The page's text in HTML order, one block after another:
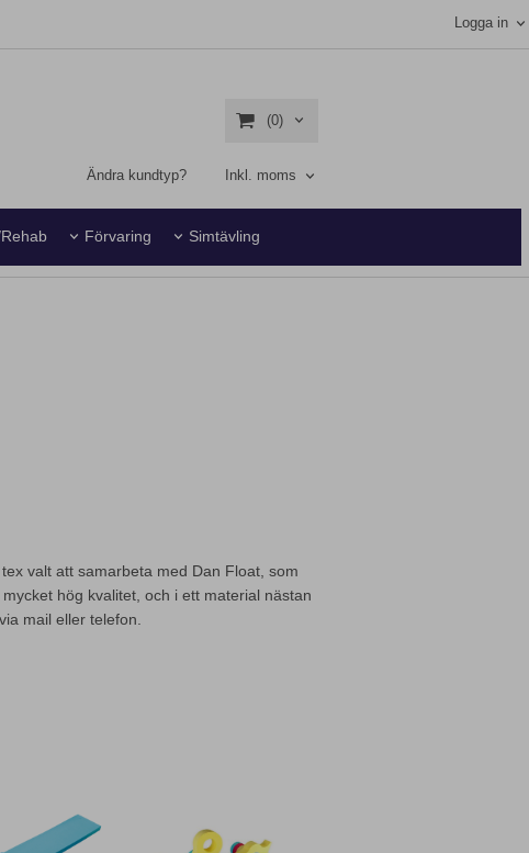
Logga in
(0)
Ändra kundtyp? Inkl. moms
Förvaring Simtävling
valt att samarbeta med Dan Float, som
hög kvalitet, och i ett material nästan
mail eller telefon.